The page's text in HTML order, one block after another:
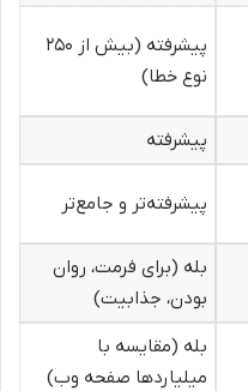
پیشرفته (بیش از ۲۵۰
نوع خطا)
پیشرفته
پیشرفته‌تر و جامع‌تر
بله (برای فرمت، روان
بودن، جذابیت)
بله (مقایسه با
میلیاردها صفحه وب)